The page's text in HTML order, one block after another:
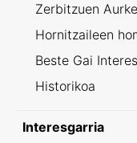
Zerbitzuen
Hornitzaileen
Beste Gai
Historikoa
Interesgarria